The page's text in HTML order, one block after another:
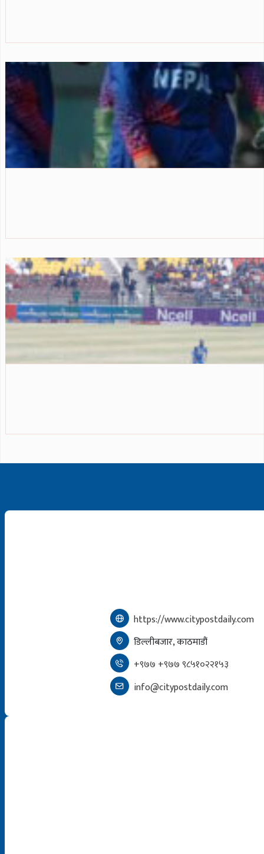
https://www.citypostdaily.com
डिल्लीबजार, काठमाडौं
+९७७ +९७७ ९८५१०२२१५३
info@citypostdaily.com